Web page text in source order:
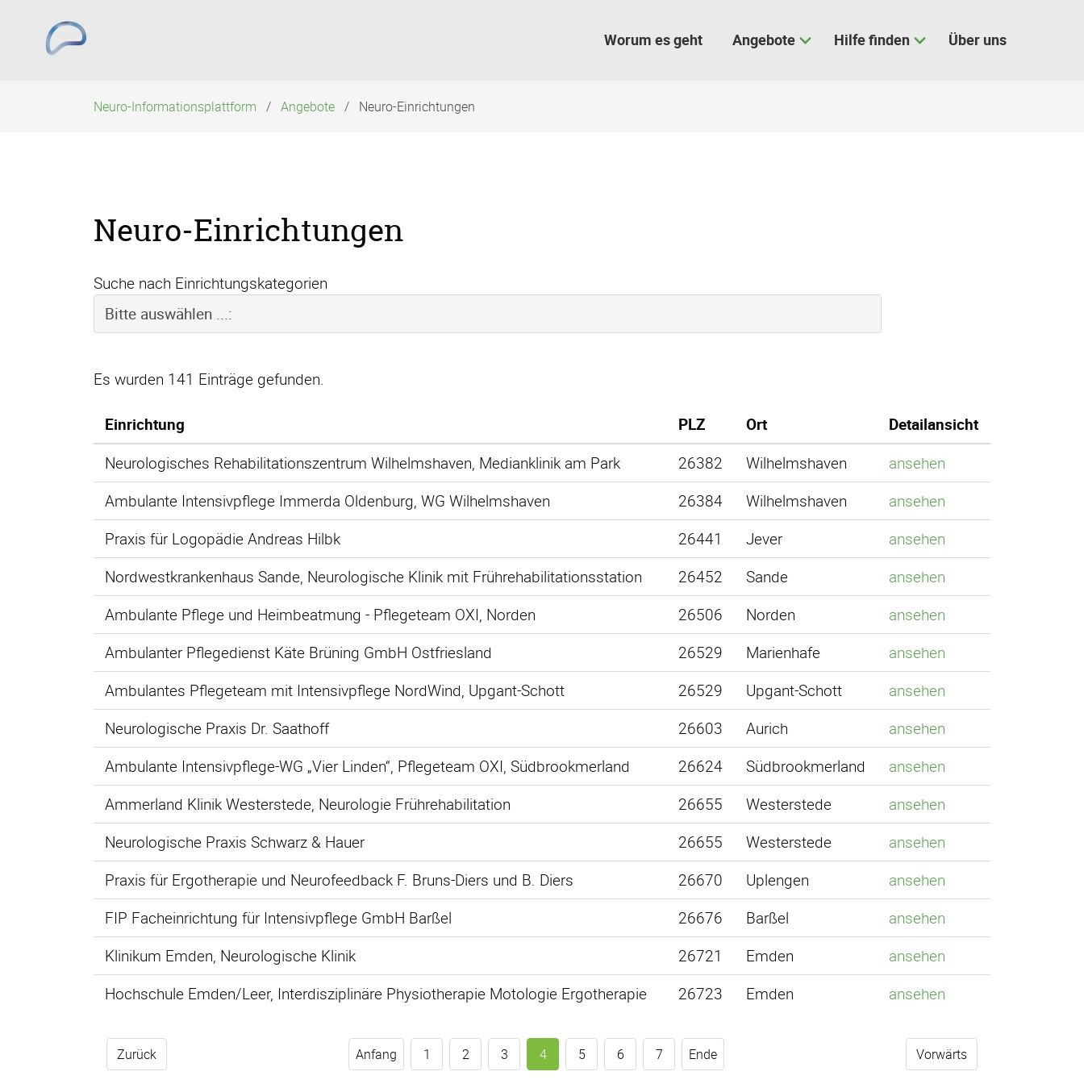
überspringen
Worum es geht Angebote Hilfe finden Über uns
Neuro-Informationsplattform Angebote Neuro-Einrichtungen
Neuro-Einrichtungen
Suche nach Einrichtungskategorien
Es wurden 141 Einträge gefunden.
Einrichtung PLZ Ort
Detailansicht
Neurologisches Rehabilitationszentrum Wilhelmshaven, Medianklinik am Park
26382 Wilhelmshaven
ansehen
Ambulante Intensivpflege Immerda Oldenburg, WG Wilhelmshaven
26384 Wilhelmshaven
ansehen
Praxis für Logopädie Andreas Hilbk
26441 Jever
ansehen
Nordwestkrankenhaus Sande, Neurologische Klinik mit Frührehabilitationsstation
26452 Sande
ansehen
Ambulante Pflege und Heimbeatmung - Pflegeteam OXI, Norden
26506 Norden
ansehen
Ambulanter Pflegedienst Käte Brüning GmbH Ostfriesland
26529 Marienhafe
ansehen
Ambulantes Pflegeteam mit Intensivpflege NordWind, Upgant-Schott
26529 Upgant-Schott
ansehen
Neurologische Praxis Dr. Saathoff
26603 Aurich
ansehen
Ambulante Intensivpflege-WG „Vier Linden“, Pflegeteam OXI, Südbrookmerland
26624 Südbrookmerland
ansehen
Ammerland Klinik Westerstede, Neurologie Frührehabilitation
26655 Westerstede
ansehen
Neurologische Praxis Schwarz & Hauer
26655 Westerstede
ansehen
Praxis für Ergotherapie und Neurofeedback F. Bruns-Diers und B. Diers
26670 Uplengen
ansehen
FIP Facheinrichtung für Intensivpflege GmbH Barßel
26676 Barßel
ansehen
Klinikum Emden, Neurologische Klinik
26721 Emden
ansehen
Hochschule Emden/Leer, Interdisziplinäre Physiotherapie Motologie Ergotherapie
26723 Emden ansehen
Zurück Vorwärts
Anfang 1 2 3 4 5 6 7 Ende